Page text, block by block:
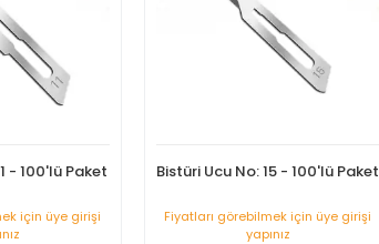
- 100'lü Paket
için üye girişi
Bistüri Ucu No: 15 - 100'lü Paket
Fiyatları görebilmek için üye girişi
yapınız